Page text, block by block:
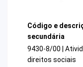
Código e
secundária
9430-8/00 |
direitos sociais